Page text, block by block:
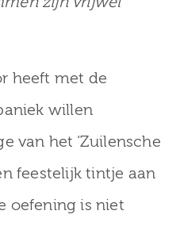
heeft met de
willen
van het ‘Zuilensche
feestelijk tintje aan
oefening is niet